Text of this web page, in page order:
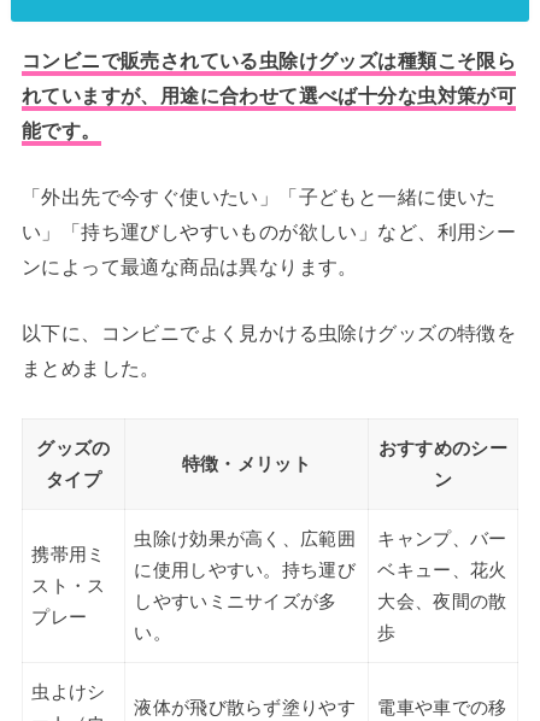
コンビニで販売されている虫除けグッズは種類こそ限ら
れていますが、用途に合わせて選べば十分な虫対策が可
能です。
「外出先で今すぐ使いたい」「子どもと一緒に使いた
い」「持ち運びしやすいものが欲しい」など、利用シー
ンによって最適な商品は異なります。
以下に、コンビニでよく見かける虫除けグッズの特徴を
まとめました。
グッズの
タイプ
特徴・メリット
おすすめのシー
ン
携帯用ミ
スト・ス
プレー
虫除け効果が高く、広範囲
に使用しやすい。持ち運び
しやすいミニサイズが多
い。
キャンプ、バー
ベキュー、花火
大会、夜間の散
歩
虫よけシ
液体が飛び散らず塗りやす
電車や車での移